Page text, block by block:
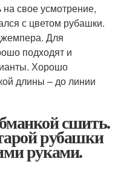
свое усмотрение,
с цветом рубашки.
Для
подходят и
Хорошо
длины – до линии
сшить.
рубашки
руками.